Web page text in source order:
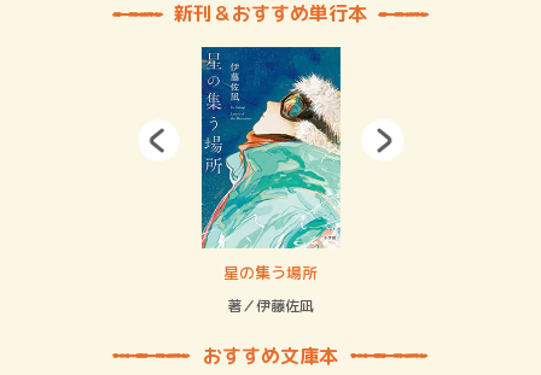
新刊＆おすすめ単行本
星の集う場所
著／伊藤佐凪
おすすめ文庫本